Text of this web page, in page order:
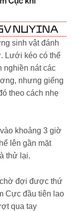
sinh vật đánh
Lưới kéo có thể
nghiền nát các
nhưng giếng
theo cách nhẹ
khoảng 3 giờ
lên gần mặt
thử lại.
chờ đợi được thứ
Cực đầu tiên lao
qua tay